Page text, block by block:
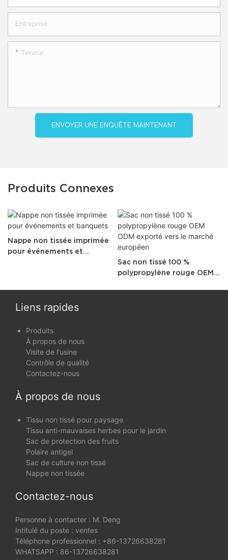
Entreprise
Teneur
ENVOYER UNE ENQUÊTE MAINTENANT
Produits Connexes
Nappe non tissée imprimée
pour événements et
Sac non tissé 100 %
polypropylène rouge OEM
Liens rapides
Produits
À propos de nous
Visite de l'usine
Contrôle de qualité
Contactez-nous
À propos de nous
Tissu non tissé pour paysage
Tissu anti-mauvaises herbes pour le jardin
Sac de protection des fruits
Polaire antigel
Sac de culture non tissé
Nappe non tissée
Contactez-nous
Personne à contacter : M. Deng
Intitulé du poste : ventes
Téléphone professionnel : +86-13726638281
WHATSAPP : 86-13726638281